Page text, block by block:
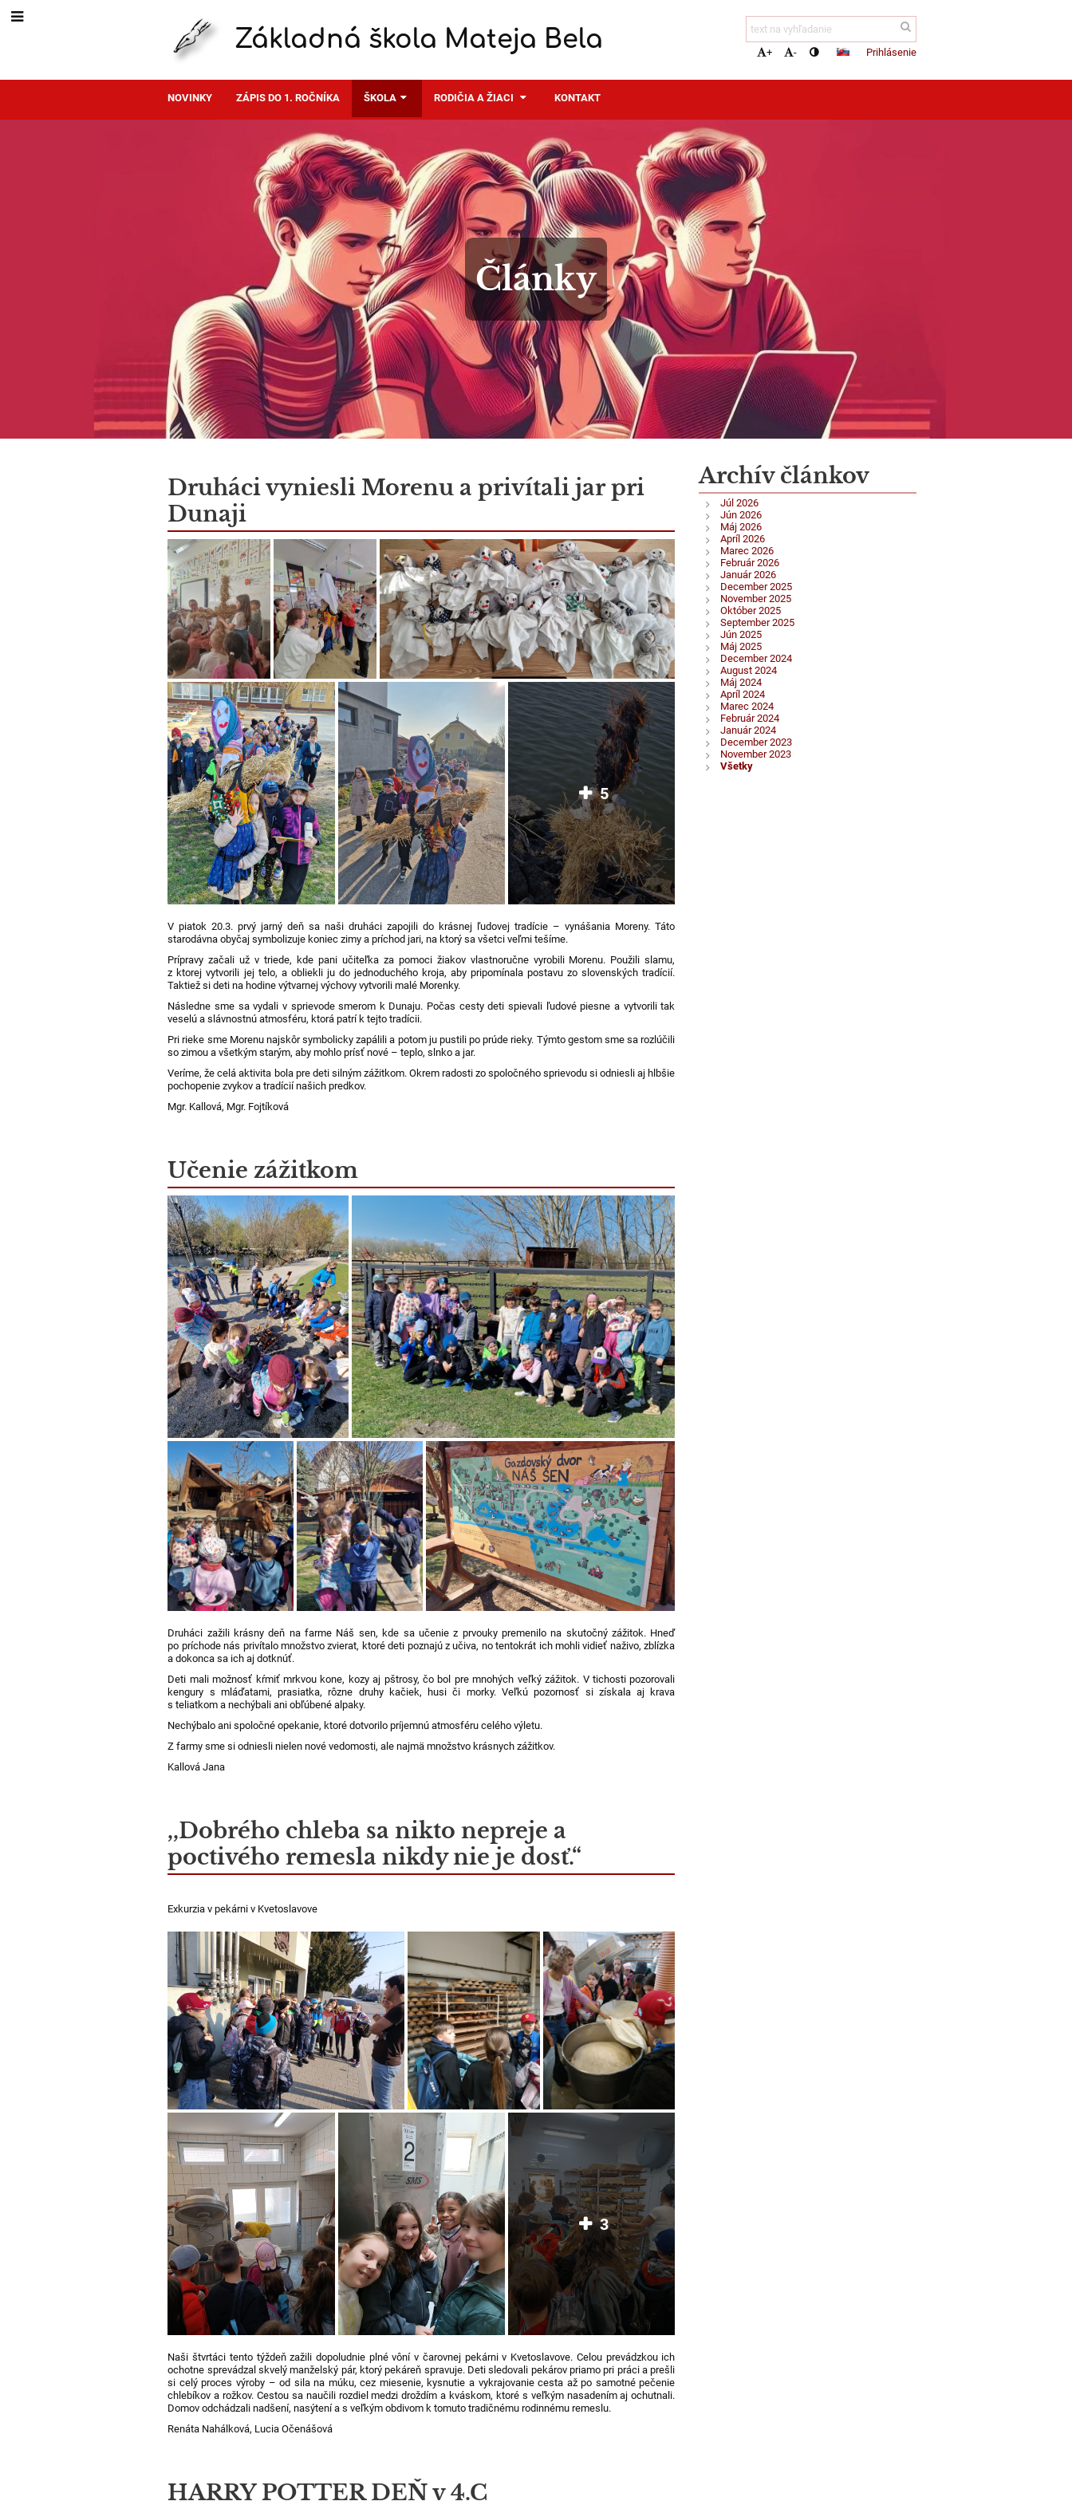
Základná škola Mateja Bela + - Prihlásenie
NOVINKY ZÁPIS DO 1. ROČNÍKA ŠKOLA RODIČIA A ŽIACI KONTAKT
Články
Články
Druháci vyniesli Morenu a privítali jar pri
Dunaji
5
V piatok 20.3. prvý jarný deň sa naši druháci zapojili do krásnej ľudovej tradície – vynášania Moreny. Táto
starodávna obyčaj symbolizuje koniec zimy a príchod jari, na ktorý sa všetci veľmi tešíme.
Prípravy začali už v triede, kde pani učiteľka za pomoci žiakov vlastnoručne vyrobili Morenu. Použili slamu,
z ktorej vytvorili jej telo, a obliekli ju do jednoduchého kroja, aby pripomínala postavu zo slovenských tradícií.
Taktiež si deti na hodine výtvarnej výchovy vytvorili malé Morenky.
Následne sme sa vydali v sprievode smerom k Dunaju. Počas cesty deti spievali ľudové piesne a vytvorili tak
veselú a slávnostnú atmosféru, ktorá patrí k tejto tradícii.
Pri rieke sme Morenu najskôr symbolicky zapálili a potom ju pustili po prúde rieky. Týmto gestom sme sa rozlúčili
so zimou a všetkým starým, aby mohlo prísť nové – teplo, slnko a jar.
Veríme, že celá aktivita bola pre deti silným zážitkom. Okrem radosti zo spoločného sprievodu si odniesli aj hlbšie
pochopenie zvykov a tradícií našich predkov.
Mgr. Kallová, Mgr. Fojtíková
Učenie zážitkom
Druháci zažili krásny deň na farme Náš sen, kde sa učenie z prvouky premenilo na skutočný zážitok. Hneď
po príchode nás privítalo množstvo zvierat, ktoré deti poznajú z učiva, no tentokrát ich mohli vidieť naživo, zblízka
a dokonca sa ich aj dotknúť.
Deti mali možnosť kŕmiť mrkvou kone, kozy aj pštrosy, čo bol pre mnohých veľký zážitok. V tichosti pozorovali
kengury s mláďatami, prasiatka, rôzne druhy kačiek, husi či morky. Veľkú pozornosť si získala aj krava
s teliatkom a nechýbali ani obľúbené alpaky.
Nechýbalo ani spoločné opekanie, ktoré dotvorilo príjemnú atmosféru celého výletu.
Z farmy sme si odniesli nielen nové vedomosti, ale najmä množstvo krásnych zážitkov.
Kallová Jana
,,Dobrého chleba sa nikto nepreje a
poctivého remesla nikdy nie je dosť.“
Exkurzia v pekárni v Kvetoslavove
3
Naši štvrtáci tento týždeň zažili dopoludnie plné vôní v čarovnej pekárni v Kvetoslavove. Celou prevádzkou ich
ochotne sprevádzal skvelý manželský pár, ktorý pekáreň spravuje. Deti sledovali pekárov priamo pri práci a prešli
si celý proces výroby – od sila na múku, cez miesenie, kysnutie a vykrajovanie cesta až po samotné pečenie
chlebíkov a rožkov. Cestou sa naučili rozdiel medzi droždím a kváskom, ktoré s veľkým nasadením aj ochutnali.
Domov odchádzali nadšení, nasýtení a s veľkým obdivom k tomuto tradičnému rodinnému remeslu.
Renáta Nahálková, Lucia Očenášová
HARRY POTTER DEŇ v 4.C
Archív článkov
Júl 2026
Jún 2026
Máj 2026
Apríl 2026
Marec 2026
Február 2026
Január 2026
December 2025
November 2025
Október 2025
September 2025
Jún 2025
Máj 2025
December 2024
August 2024
Máj 2024
Apríl 2024
Marec 2024
Február 2024
Január 2024
December 2023
November 2023
Všetky